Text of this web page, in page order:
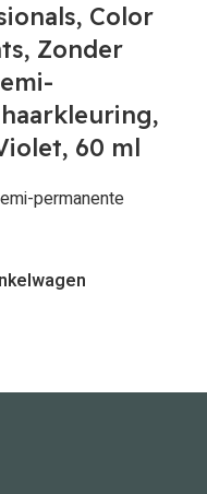
Color
Zonder
60 ml
permanente